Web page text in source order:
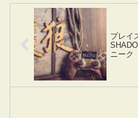
プレイ
ニーク